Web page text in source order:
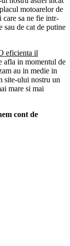
motoarelor de
care sa ne fie intr-
sau de cat de putine
eficienta il
afla in momentul de
au in medie in
site-ului nostru un
mare si mai
cont de